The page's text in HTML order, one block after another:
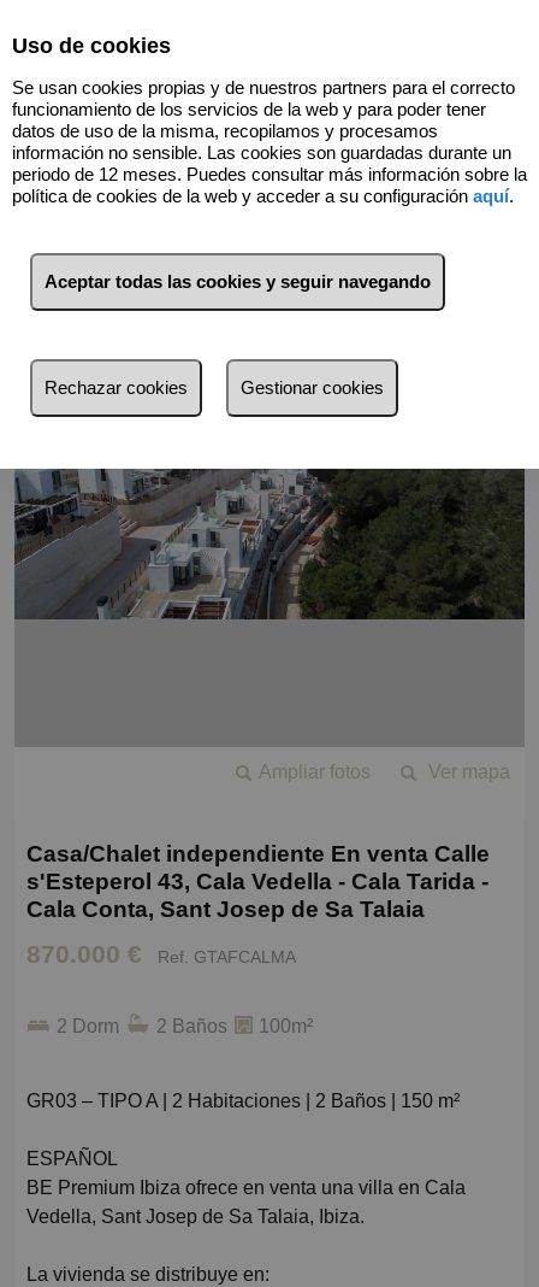
Volver
Ver mapa
Ampliar fotos
Casa/Chalet independiente En venta Calle
s'Esteperol 43, Cala Vedella - Cala Tarida -
Cala Conta, Sant Josep de Sa Talaia
870.000 € Ref. GTAFCALMA
2 Dorm 2 Baños 100m²
GR03 – TIPO A | 2 Habitaciones | 2 Baños | 150 m²
ESPAÑOL
BE Premium Ibiza ofrece en venta una villa en Cala
Vedella, Sant Josep de Sa Talaia, Ibiza.
La vivienda se distribuye en:
Uso de cookies
Se usan cookies propias y de nuestros partners para el correcto
funcionamiento de los servicios de la web y para poder tener
datos de uso de la misma, recopilamos y procesamos
información no sensible. Las cookies son guardadas durante un
periodo de 12 meses. Puedes consultar más información sobre la
política de cookies de la web y acceder a su configuración aquí.
Aceptar todas las cookies y seguir navegando
Rechazar cookies Gestionar cookies